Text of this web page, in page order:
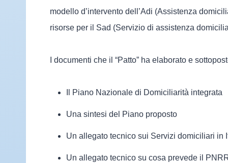
modello d’intervento dell’Adi (Assistenza
risorse per il Sad (Servizio di assistenza
I documenti che il “Patto” ha elaborato e
Il Piano Nazionale di Domiciliarità integrata
Una sintesi del Piano proposto
Un allegato tecnico sui Servizi domiciliari in
Un allegato tecnico su cosa prevede il